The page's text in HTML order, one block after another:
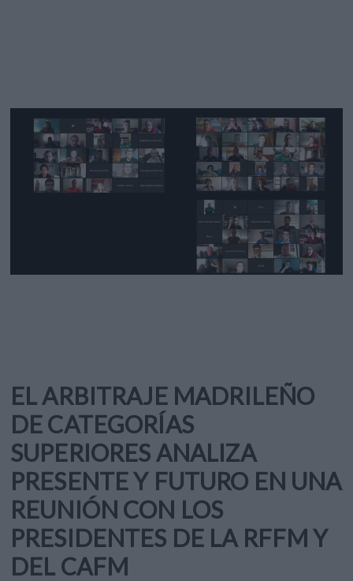
EL ARBITRAJE MADRILEÑO
DE CATEGORÍAS
SUPERIORES ANALIZA
PRESENTE Y FUTURO EN UNA
REUNIÓN CON LOS
PRESIDENTES DE LA RFFM Y
DEL CAFM